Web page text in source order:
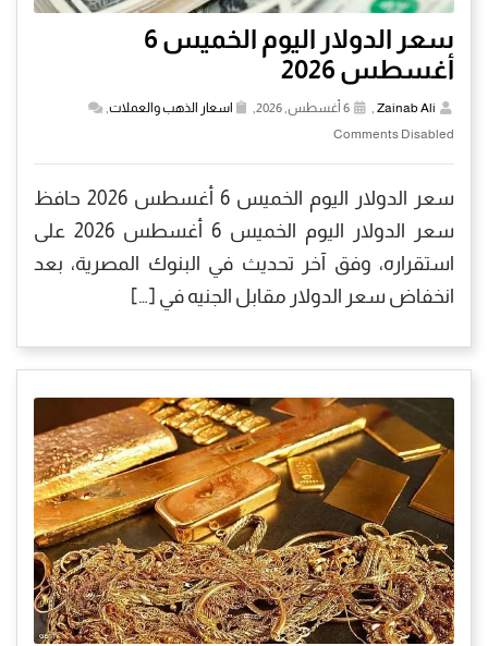
سعر الدولار اليوم الخميس 6
أغسطس 2026
Zainab Ali
, اسعار الذهب والعملات,
Comments Disabled
سعر الدولار اليوم الخميس 6 أغسطس 2026 حافظ
سعر الدولار اليوم الخميس 6 أغسطس 2026 على
استقراره، وفق آخر تحديث في البنوك المصرية، بعد
انخفاض سعر الدولار مقابل الجنيه في […]